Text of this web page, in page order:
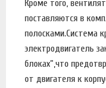
Кроме того,
поставляются в
полосками.Система
электродвигатель
блоках”,что
от двигателя к